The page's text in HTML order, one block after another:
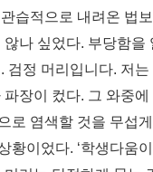
습적으로 내려온 법
나 싶었다. 부당함을
검정 머리입니다. 저는
파장이 컸다. 그 와중
로 염색할 것을 무섭
황이 었다. ‘학생다움